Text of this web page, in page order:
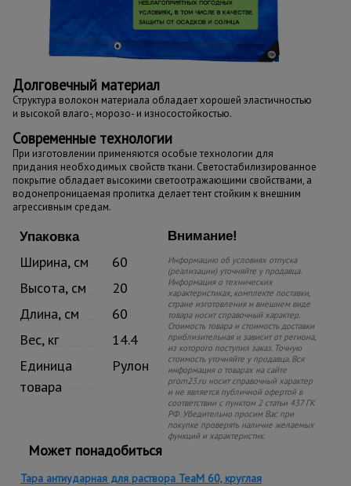
Долговечный материал
Структура волокон материала обладает хорошей эластичностью
и высокой влаго-, морозо- и износостойкостью.
Современные технологии
При изготовлении применяются особые технологии для
придания необходимых свойств ткани. Светостабилизированное
покрытие обладает высокими светоотражающими свойствами, а
водонепроницаемая пропитка делает тент стойким к внешним
агрессивным средам.
Упаковка
Ширина, см
60
Высота, см
20
Длина, см
60
Вес, кг
14.4
Единица
товара
Рулон
Внимание!
Информацию об условиях отпуска
(реализации) уточняйте у продавца.
Информация о технических
характеристиках, комплекте поставки,
стране изготовления и внешнем виде
товара носит справочный характер.
Стоимость товара и стоимость доставки
приблизительная и зависит от региона,
из которого поступил заказ. Точную
стоимость уточняйте у продавца. Вся
информация о товарах на сайте
prom23.ru носит справочный характер
и не является публичной офертой в
соответствии с пунктом 2 статьи 437 ГК
РФ. Убедительно просим Вас при
покупке проверять наличие желаемых
функций и характеристик.
Может понадобиться
Тара антиударная для раствора TeaM 60, круглая